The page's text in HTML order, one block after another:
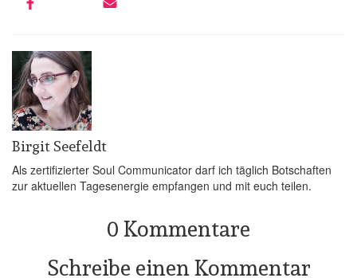
Birgit Seefeldt
Als zertifizierter Soul Communicator darf ich täglich Botschaften
zur aktuellen Tagesenergie empfangen und mit euch teilen.
0 Kommentare
Schreibe einen Kommentar